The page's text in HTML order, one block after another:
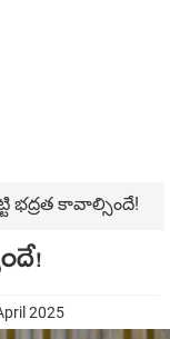
భద్రత కావాల్సిందే!
2025